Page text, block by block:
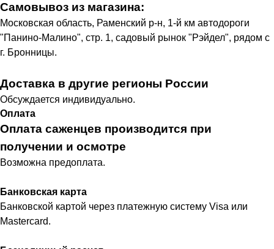
Самовывоз из магазина:
Московская область, Раменский р-н, 1-й км автодороги
"Панино-Малино", стр. 1, садовый рынок "Рэйдел", рядом с
г. Бронницы.
Доставка в другие регионы России
Обсуждается индивидуально.
Оплата
Оплата саженцев производится при
получении и осмотре
Возможна предоплата.
Банковская карта
Банковской картой через платежную систему Visa или
Mastercard.